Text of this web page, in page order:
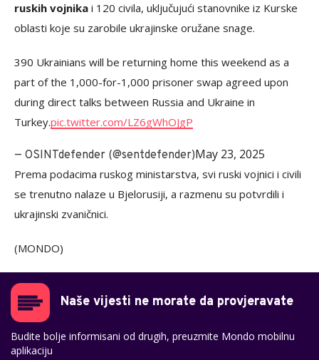
ruskih vojnika i 120 civila, uključujući stanovnike iz Kurske
oblasti koje su zarobile ukrajinske oružane snage.
390 Ukrainians will be returning home this weekend as a
part of the 1,000-for-1,000 prisoner swap agreed upon
during direct talks between Russia and Ukraine in
Turkey.pic.twitter.com/LZ6gWhOJgP
— OSINTdefender (@sentdefender)May 23, 2025
Prema podacima ruskog ministarstva, svi ruski vojnici i civili
se trenutno nalaze u Bjelorusiji, a razmenu su potvrdili i
ukrajinski zvaničnici.
(MONDO)
Naše vijesti ne morate da provjeravate
Budite bolje informisani od drugih, preuzmite Mondo mobilnu
aplikaciju